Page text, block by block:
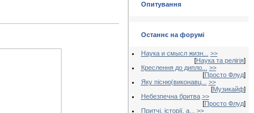
Опитування
Останнє на форумі
Наука и смысл жизн...
>>
[Наука та релігія]
Креслення до дипло...
>>
[Просто Флуд]
Яку пісню(виконавц...
>>
[Музикайф]
Небезпечна бритва >>
[Просто Флуд]
Притчі, історії, а...
>>